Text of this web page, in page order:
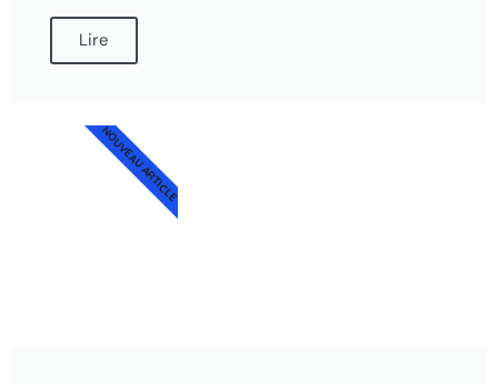
Lire
NOUVEAU ARTICLE